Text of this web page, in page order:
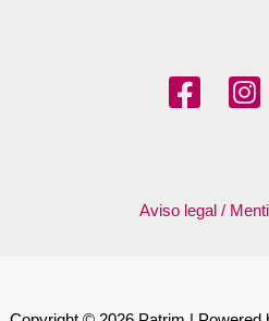
Aviso legal /